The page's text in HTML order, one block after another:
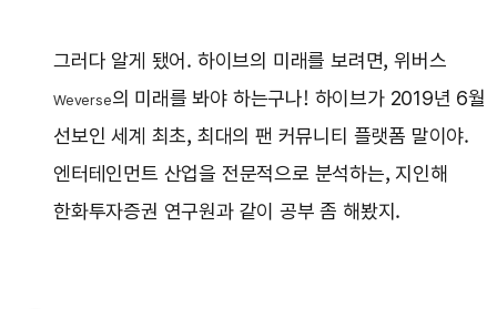
그러다 알게 됐어. 하이브의 미래를 보려면, 위버스
Weverse의 미래를 봐야 하는구나! 하이브가 2019년 6월
선보인 세계 최초, 최대의 팬 커뮤니티 플랫폼 말이야.
엔터테인먼트 산업을 전문적으로 분석하는, 지인해
한화투자증권 연구원과 같이 공부 좀 해봤지.